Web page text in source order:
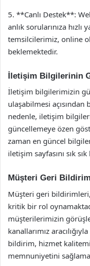
5. **Canlı Destek**:
anlık sorularınıza hızlı
temsilcilerimiz, online
beklemektedir.
İletişim Bilgilerinin
İletişim bilgilerimizin
ulaşabilmesi açısından
nedenle, iletişim
güncellemeye özen
zaman en güncel
iletişim sayfasını sık
Müşteri Geri
Müşteri geri
kritik bir rol
müşterilerimizin
kanallarımız
bildirim, hizmet
memnuniyetini